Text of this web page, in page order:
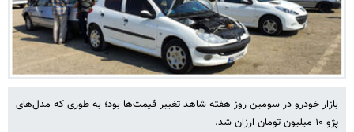
بازار خودرو در سومین روز هفته شاهد تغییر قیمت‌ها بود؛ به طوری که مدل‌های
پژو ۱۰ میلیون تومان ارزان شد.